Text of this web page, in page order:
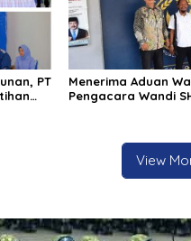
PT
Menerima Aduan
Pengacara Wandi
View